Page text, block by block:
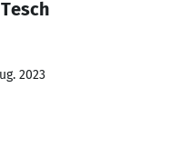
2023